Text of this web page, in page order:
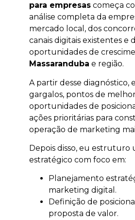
para empresas começa
análise completa da
mercado local, dos
canais digitais existentes e
oportunidades de
Massaranduba e região.
A partir desse diagnóstico,
gargalos, pontos de
oportunidades de
ações prioritárias para
operação de marketing
Depois disso, eu estruturo
estratégico com foco em:
Planejamento
marketing digital.
Definição de
proposta de valor.